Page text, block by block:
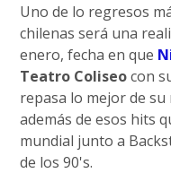
Uno de lo regresos
chilenas será una
enero, fecha en que
Teatro Coliseocon
repasa lo mejor de
además de esos hits
mundial junto a
de los 90's.